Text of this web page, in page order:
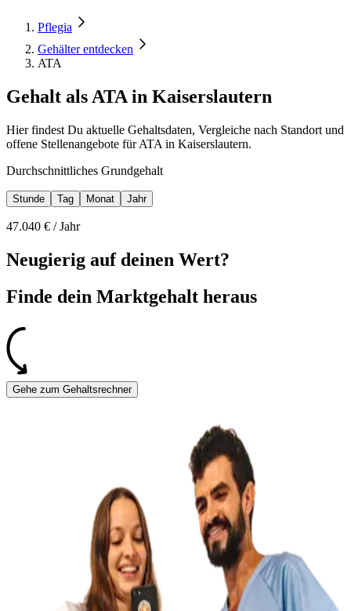
Pflegia
Gehälter entdecken
ATA
Gehalt als ATA in Kaiserslautern
Hier findest Du aktuelle Gehaltsdaten, Vergleiche nach Standort und
offene Stellenangebote für ATA in Kaiserslautern.
Durchschnittliches Grundgehalt
Stunde Tag Monat Jahr
47.040 € /Jahr
Neugierig auf deinen Wert?
Finde dein Marktgehalt heraus
Gehe zum Gehaltsrechner